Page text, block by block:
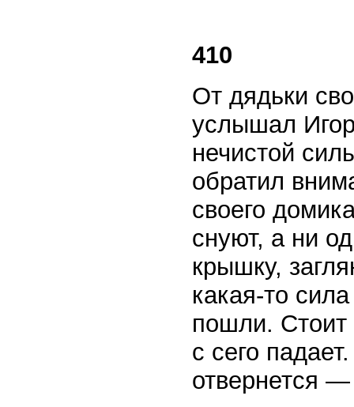
410
От дядьки
услышал
нечистой
обратил
своего
снуют, а ни
крышку,
какая-то
пошли. Стоит
с сего
отвернется